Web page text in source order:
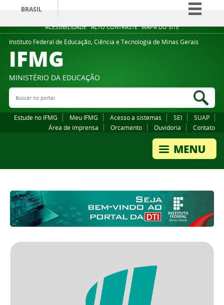
ACESSIBILIDADE ALTO CONTRASTE MAPA DO SITE
BRASIL
Simplifique!
Comunica BR
Legislação
Instituto Federal de Educação, Ciência e Tecnologia de Minas Gerais
IFMG
MINISTÉRIO DA EDUCAÇÃO
Buscar no portal
Estude no IFMG Meu IFMG Acesso a sistemas SEI
SUAP
Área de imprensa
Orcamento Ouvidoria Contato